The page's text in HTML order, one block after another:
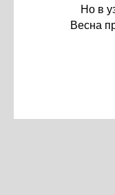
Но в
Весна